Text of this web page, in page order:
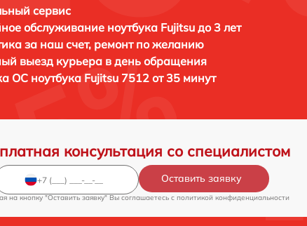
сервис
обслуживание ноутбука Fujitsu до 3 лет
за наш счет, ремонт по желанию
выезд курьера в день обращения
ОС ноутбука Fujitsu 7512 от 35 минут
консультация со специалистом
Оставить заявку
на кнопку "Оставить заявку" Вы соглашаетесь c политикой конфиденциальности